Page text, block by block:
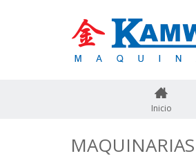
Inicio
MAQUINARIAS